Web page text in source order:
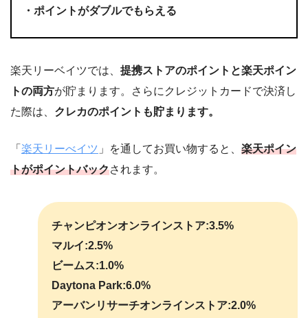
・ポイントがダブルでもらえる
楽天リーベイツでは、 提携ストアのポイントと楽天ポイン
トの両方が貯まります。さらにクレジットカードで決済し
た際は、 クレカのポイントも貯まります。
「 楽天リーべイツ 」を通してお買い物すると、 楽天ポイン
トがポイントバックされます。
チャンピオンオンラインストア:3.5%
マルイ:2.5%
ビームス:1.0%
Daytona Park:6.0%
アーバンリサーチオンラインストア:2.0%